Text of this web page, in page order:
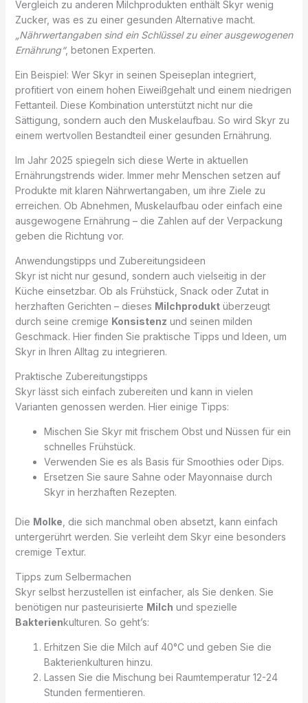
Vergleich zu anderen Milchprodukten enthält Skyr wenig
Zucker, was es zu einer gesunden Alternative macht.
„Nährwertangaben sind ein Schlüssel zu einer ausgewogenen
Ernährung“, betonen Experten.
Ein Beispiel: Wer Skyr in seinen Speiseplan integriert,
profitiert von einem hohen Eiweißgehalt und einem niedrigen
Fettanteil. Diese Kombination unterstützt nicht nur die
Sättigung, sondern auch den Muskelaufbau. So wird Skyr zu
einem wertvollen Bestandteil einer gesunden Ernährung.
Im Jahr 2025 spiegeln sich diese Werte in aktuellen
Ernährungstrends wider. Immer mehr Menschen setzen auf
Produkte mit klaren Nährwertangaben, um ihre Ziele zu
erreichen. Ob Abnehmen, Muskelaufbau oder einfach eine
ausgewogene Ernährung – die Zahlen auf der Verpackung
geben die Richtung vor.
Anwendungstipps und Zubereitungsideen
Skyr ist nicht nur gesund, sondern auch vielseitig in der
Küche einsetzbar. Ob als Frühstück, Snack oder Zutat in
herzhaften Gerichten – dieses Milchproduktüberzeugt
durch seine cremige Konsistenz und seinen milden
Geschmack. Hier finden Sie praktische Tipps und Ideen, um
Skyr in Ihren Alltag zu integrieren.
Praktische Zubereitungstipps
Skyr lässt sich einfach zubereiten und kann in vielen
Varianten genossen werden. Hier einige Tipps:
Mischen Sie Skyr mit frischem Obst und Nüssen für ein
schnelles Frühstück.
Verwenden Sie es als Basis für Smoothies oder Dips.
Ersetzen Sie saure Sahne oder Mayonnaise durch
Skyr in herzhaften Rezepten.
Die Molke , die sich manchmal oben absetzt, kann einfach
untergerührt werden. Sie verleiht dem Skyr eine besonders
cremige Textur.
Tipps zum Selbermachen
Skyr selbst herzustellen ist einfacher, als Sie denken. Sie
benötigen nur pasteurisierte Milch und spezielle
Bakterienkulturen. So geht’s:
Erhitzen Sie die Milch auf 40°C und geben Sie die
Bakterienkulturen hinzu.
Lassen Sie die Mischung bei Raumtemperatur 12-24
Stunden fermentieren.